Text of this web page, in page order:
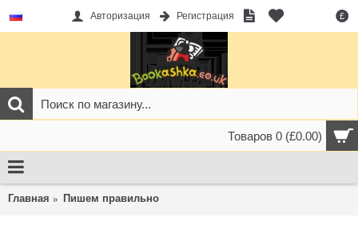
£
Авторизация Регистрация
Товаров 0 (£0.00)
Главная Пишем правильно